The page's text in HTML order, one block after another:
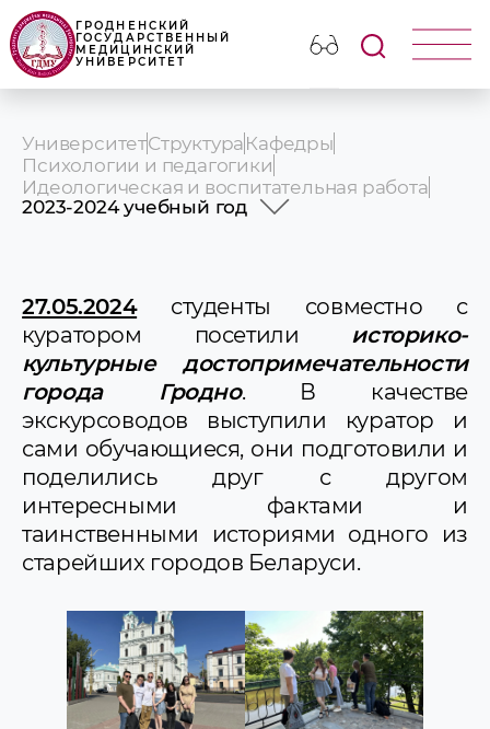
ГРОДНЕНСКИЙ
ГОСУДАРСТВЕННЫЙ
МЕДИЦИНСКИЙ
УНИВЕРСИТЕТ
УниверситетСтруктура Кафедры
Психологии и педагогики
Идеологическая и воспитательная работа
2023-2024 учебный год
2022-2023 учебный год
2021-2022 учебный год
2020-2021 учебный год
2019-2020 учебный год
2018-2019 учебный год
2017-2018 учебный год
2016-2017 учебный год
2015-2016 учебный год
2014-2015 учебный год
27.05.2024студенты совместно с
куратором посетили историко-
культурные достопримечательности
города Гродно. В качестве
экскурсоводов выступили куратор и
сами обучающиеся, они подготовили и
поделились друг с другом
интересными фактами и
таинственными историями одного из
старейших городов Беларуси.